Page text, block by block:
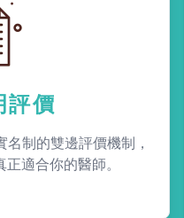
評價
制的雙邊評價機制，
適合你的醫師。